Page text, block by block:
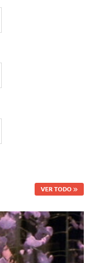
VER TODO